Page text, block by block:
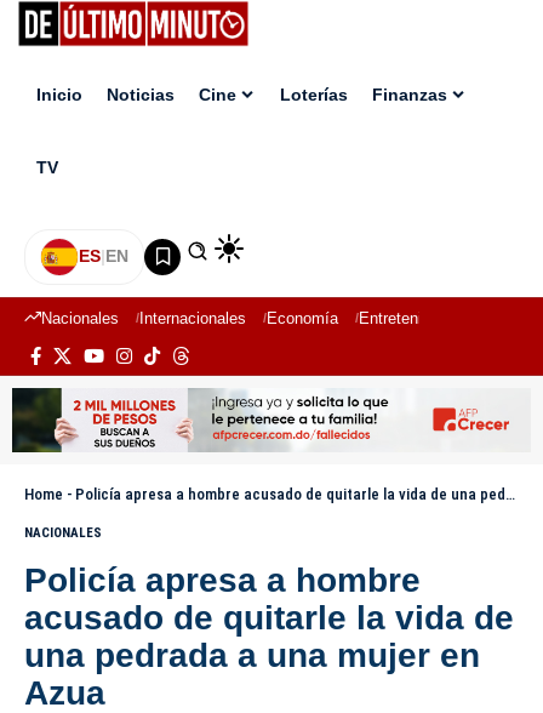
Inicio Noticias Cine Loterías Finanzas
TV
ES|EN
Nacionales Internacionales Economía Entretenimiento
Home - Policía apresa a hombre acusado de quitarle la vida de una pedrada a una mujer en Azua
NACIONALES
Policía apresa a hombre
acusado de quitarle la vida de
una pedrada a una mujer en
Azua